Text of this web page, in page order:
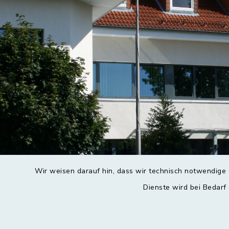
Wir weisen darauf hin, dass wir technisch
Dienste wird bei